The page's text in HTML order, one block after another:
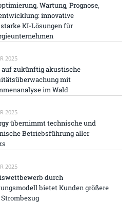
Wartung, Prognose,
innovative
KI-Lösungen für
2025
zukünftig akustische
mit
im Wald
2025
übernimmt technische und
Betriebsführung aller
2025
durch
bietet Kunden größere